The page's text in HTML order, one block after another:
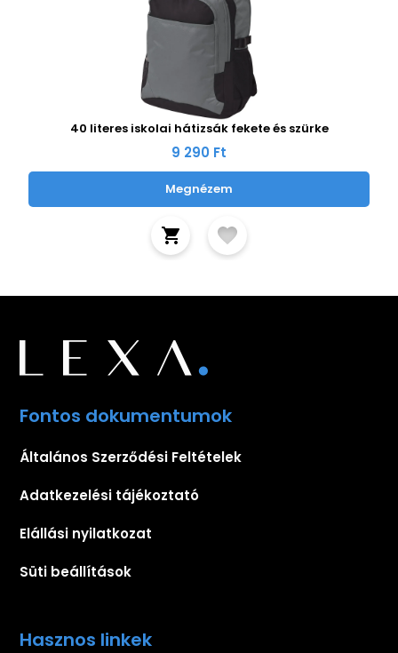
40 literes iskolai hátizsák fekete és szürke
9 290 Ft
Megnézem
Fontos dokumentumok
Általános Szerződési Feltételek
Adatkezelési tájékoztató
Elállási nyilatkozat
Süti beállítások
Hasznos linkek